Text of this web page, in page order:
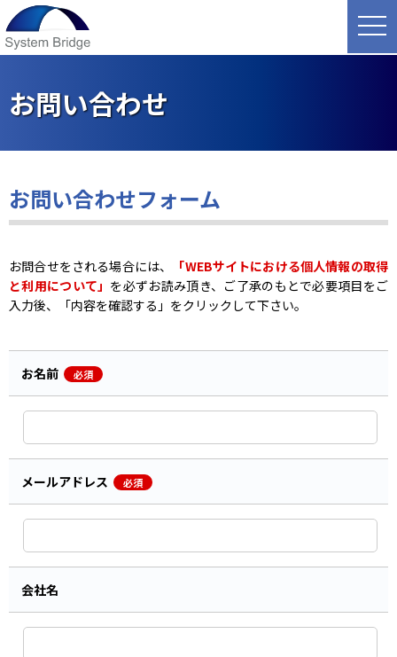
toggle
お問い合わせ
お問い合わせフォーム
お問合せをされる場合には、
「WEBサイトにおける個人情報の取得
と利用について」 を必ずお読み頂き、ご了承のもとで必要項目をご
入力後、「内容を確認する」をクリックして下さい。
お名前 必須
メールアドレス 必須
会社名